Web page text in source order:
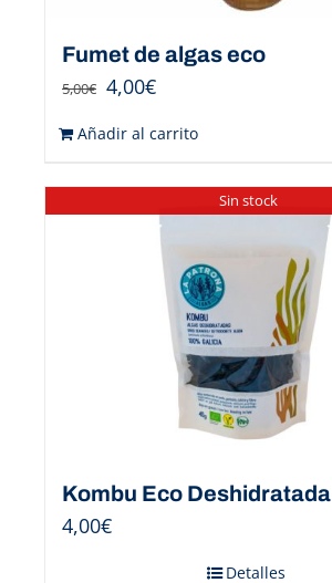
Fumet de algas eco
5,00€ 4,00€
Añadir al carrito
Sin stock
Kombu Eco Deshidratada
4,00€
Detalles